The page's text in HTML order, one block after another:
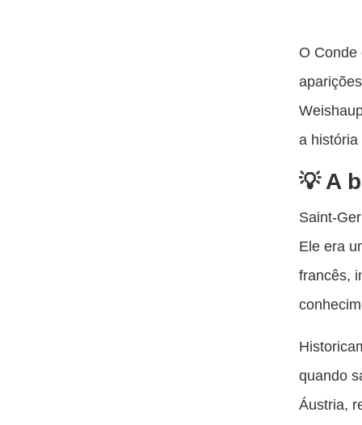
O
a história
A
Saint-
Ele era
francês,
quando
Áustria,